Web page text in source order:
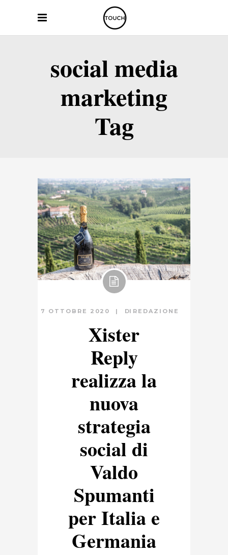
social media
marketing
Tag
7 OTTOBRE 2020 DI REDAZIONE
Xister
Reply
realizza la
nuova
strategia
social di
Valdo
Spumanti
per Italia e
Germania